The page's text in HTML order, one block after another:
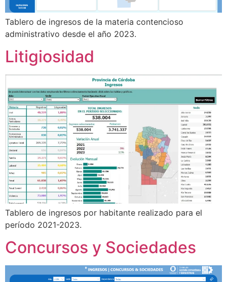
Tablero de ingresos de la materia contencioso
administrativo desde el año 2023.
Litigiosidad
Tablero de ingresos por habitante realizado para el
período 2021-2023.
Concursos y Sociedades